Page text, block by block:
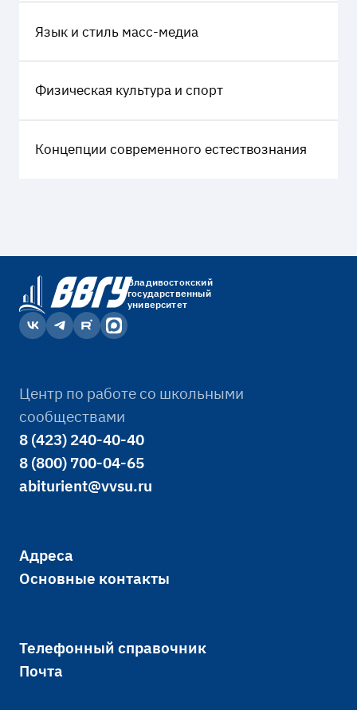
Язык и стиль масс-медиа
Физическая культура и спорт
Концепции современного естествознания
Владивостокский
государственный
университет
Центр по работе со школьными
сообществами
8 (423) 240-40-40
8 (800) 700-04-65
abiturient@vvsu.ru
Адреса
Основные контакты
Телефонный справочник
Почта